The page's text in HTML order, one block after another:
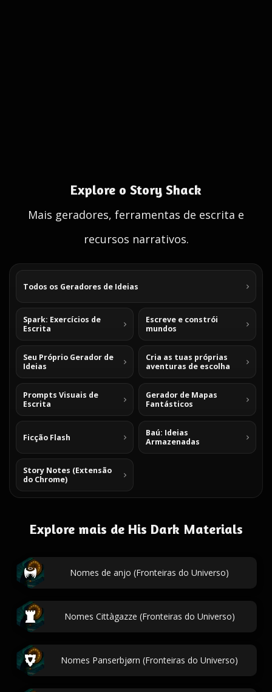
Explore o Story Shack
Mais geradores, ferramentas de escrita e
recursos narrativos.
Todos os Geradores de Ideias
Spark: Exercícios de
Escrita
Escreve e constrói
mundos
Seu Próprio Gerador de
Ideias
Cria as tuas próprias
aventuras de escolha
Prompts Visuais de
Escrita
Gerador de Mapas
Fantásticos
Ficção Flash
Baú: Ideias
Armazenadas
Story Notes (Extensão
do Chrome)
Explore mais de His Dark Materials
Nomes de anjo (Fronteiras do Universo)
Nomes Cittàgazze (Fronteiras do Universo)
Nomes Panserbjørn (Fronteiras do Universo)